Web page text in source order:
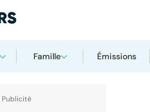
Famille Émissions